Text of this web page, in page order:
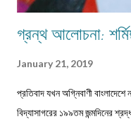
গ্রন্থ আলোচনা:
January 21, 2019
প্রতিবাদ যখন অগ্নিবাণী
বিদ্যাসাগরের ১৯৯তম জন্মদিনের